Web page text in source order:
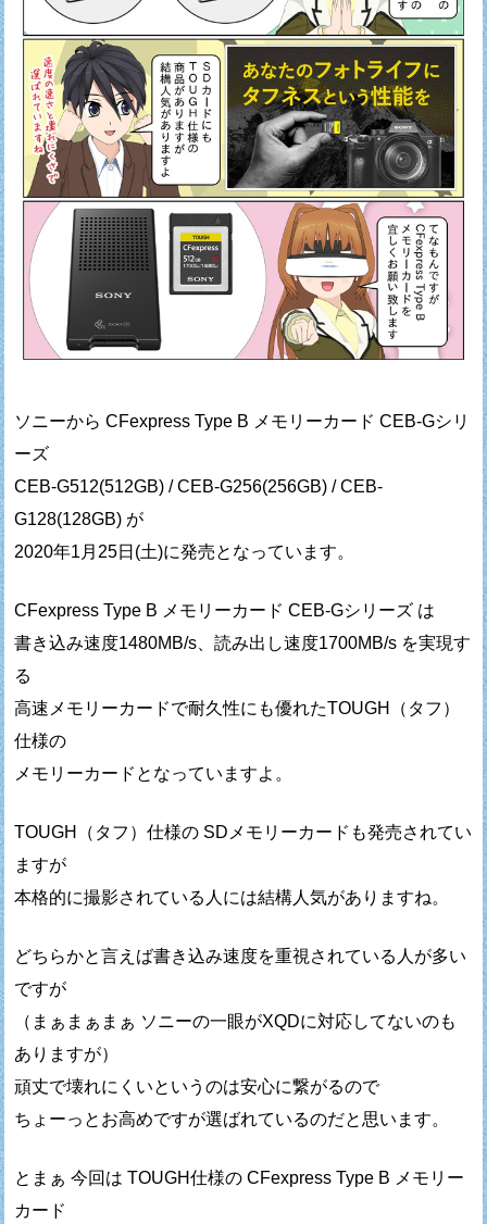
ソニーから CFexpress Type B メモリーカード CEB-Gシリ
ーズ
CEB-G512(512GB) / CEB-G256(256GB) / CEB-
G128(128GB) が
2020年1月25日(土)に発売となっています。
CFexpress Type B メモリーカード CEB-Gシリーズ は
書き込み速度1480MB/s、読み出し速度1700MB/s を実現す
る
高速メモリーカードで耐久性にも優れたTOUGH（タフ）
仕様の
メモリーカードとなっていますよ。
TOUGH（タフ）仕様の SDメモリーカードも発売されてい
ますが
本格的に撮影されている人には結構人気がありますね。
どちらかと言えば書き込み速度を重視されている人が多い
ですが
（まぁまぁまぁ ソニーの一眼がXQDに対応してないのも
ありますが）
頑丈で壊れにくいというのは安心に繋がるので
ちょーっとお高めですが選ばれているのだと思います。
とまぁ 今回は TOUGH仕様の CFexpress Type B メモリー
カード